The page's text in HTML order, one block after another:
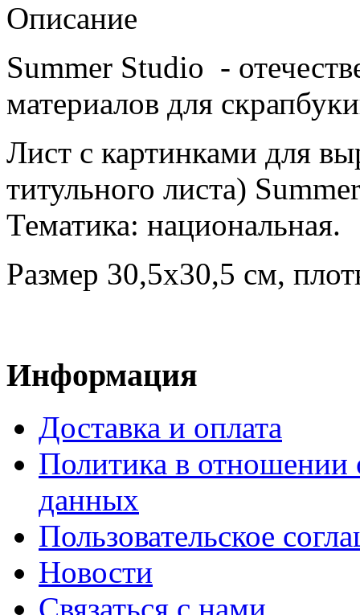
Описание
Summer Studio -
материалов для
Лист с картинками для
титульного листа)
Тематика: национальная.
Размер 30,5х30,5 см,
Информация
Доставка и оплата
Политика в отношении
данных
Пользовательское
Новости
Связаться с нами